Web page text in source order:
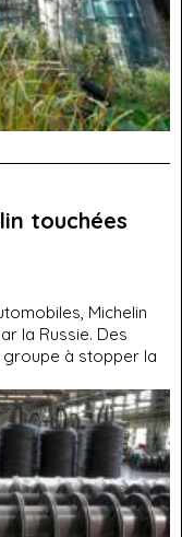
touchées
Michelin
la Russie. Des
à stopper la